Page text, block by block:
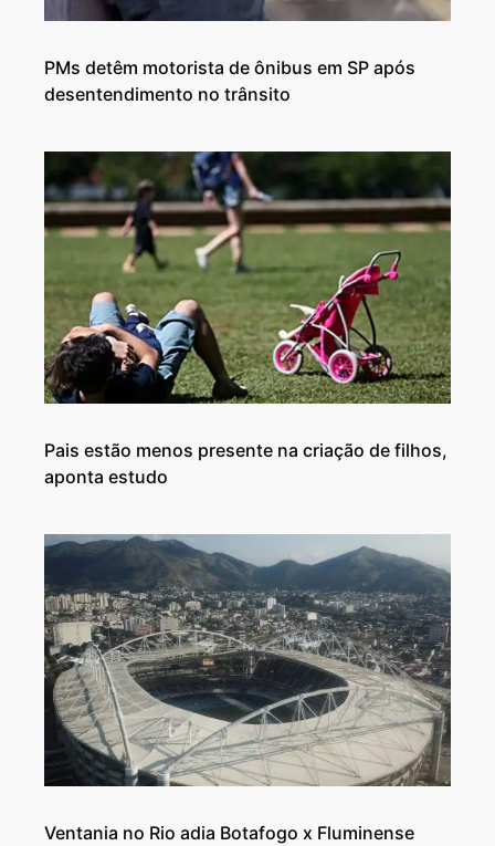
PMs detêm motorista de ônibus em SP após
desentendimento no trânsito
Pais estão menos presente na criação de filhos,
aponta estudo
Ventania no Rio adia Botafogo x Fluminense